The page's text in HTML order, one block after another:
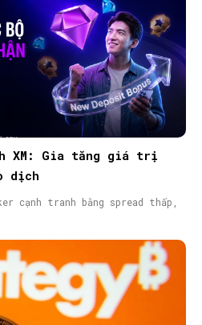
XM: Gia tăng giá trị
dịch
cạnh tranh bằng spread thấp,